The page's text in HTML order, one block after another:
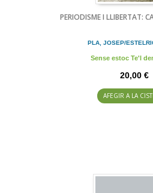
PERIODISME I LLIBERTAT:
PLA, JOSEP/
Sense estoc Te'l
20,00 €
AFEGIR A LA